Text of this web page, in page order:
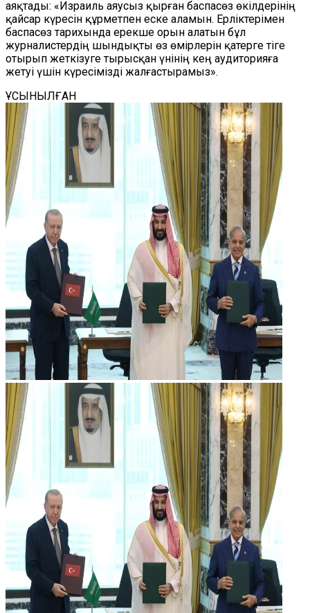
аяқтады: «Израиль аяусыз қырған баспасөз өкілдерінің
қайсар күресін құрметпен еске аламын. Ерліктерімен
баспасөз тарихында ерекше орын алатын бұл
журналистердің шындықты өз өмірлерін қатерге тіге
отырып жеткізуге тырысқан үнінің кең аудиторияға
жетуі үшін күресімізді жалғастырамыз».
ҰСЫНЫЛҒАН